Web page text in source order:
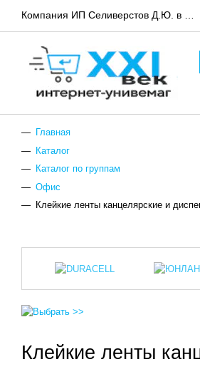
Главная
Каталог
Каталог по группам
Офис
Клейкие ленты канцелярские и
Клейкие ленты